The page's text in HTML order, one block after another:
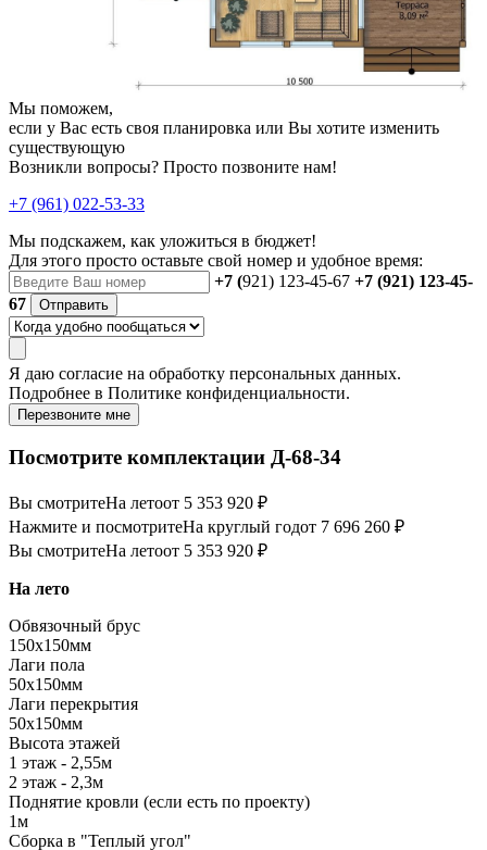
Мы поможем,
если у Вас есть своя планировка или Вы хотите изменить
существующую
Возникли вопросы? Просто позвоните нам!
+7 (961) 022-53-33
Мы подскажем, как уложиться в бюджет!
Для этого просто оставьте свой номер и удобное время:
+7 (921) 123-45-67 +7 (921) 123-45-
67
Отправить
Я даю согласие на обработку персональных данных.
Подробнее в Политике конфиденциальности.
Перезвоните мне
Посмотрите комплектации Д-68-34
Вы смотритеНа летоот 5 353 920 ₽
Нажмите и посмотритеНа круглый годот 7 696 260 ₽
Вы смотритеНа летоот 5 353 920 ₽
На лето
Обвязочный брус
150х150мм
Лаги пола
50х150мм
Лаги перекрытия
50х150мм
Высота этажей
1 этаж - 2,55м
2 этаж - 2,3м
Поднятие кровли (если есть по проекту)
1м
Сборка в "Теплый угол"